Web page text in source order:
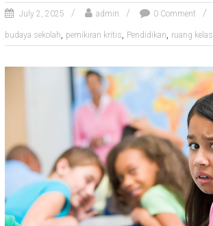
July 2, 2025 admin 0 Comment
budaya sekolah, pemikiran kritis, Pendidikan, ruang kelas